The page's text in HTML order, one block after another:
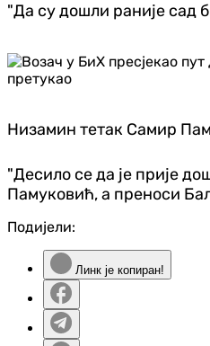
"Да су дошли раније сад
Низамин тетак Самир
"Десило се да је прије
Памуковић, а преноси
Подијели:
Линк је копиран!